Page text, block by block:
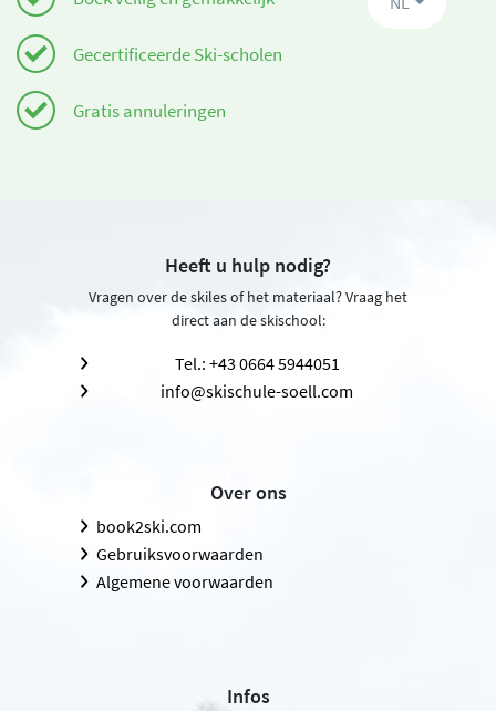
Gecertificeerde Ski-scholen
Gratis annuleringen
Heeft u hulp nodig?
Vragen over de skiles of het materiaal? Vraag het
direct aan de skischool:
Tel.: +43 0664 5944051
info@skischule-soell.com
Over ons
book2ski.com
Gebruiksvoorwaarden
Algemene voorwaarden
Infos